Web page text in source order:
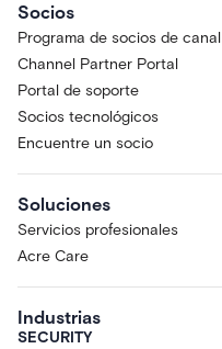
Socios
Programa de socios de canal
Channel Partner Portal
Portal de soporte
Socios tecnológicos
Encuentre un socio
Soluciones
Servicios profesionales
Acre Care
Industrias
SECURITY